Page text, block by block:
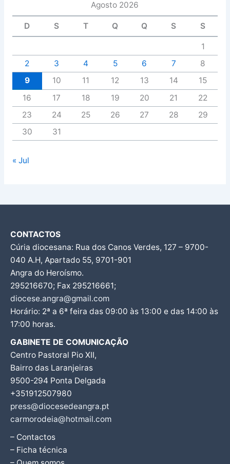
Agosto 2026
D S T Q Q S S
1
2
3 4 5 6 7
8
9
10 11 12 13 14
15
16
17 18 19 20 21
22
23
24 25 26 27 28
29
30
31
« Jul
CONTACTOS
Cúria diocesana: Rua dos Canos Verdes, 127 – 9700-
040 A.H, Apartado 55, 9701-901
Angra do Heroísmo.
295216670; Fax 295216661;
diocese.angra@gmail.com
Horário: 2ª a 6ª feira das 09:00 às 13:00 e das 14:00 às
17:00 horas.
GABINETE DE COMUNICAÇÃO
Centro Pastoral Pio XII,
Bairro das Laranjeiras
9500-294 Ponta Delgada
+351912507980
press@diocesedeangra.pt
carmorodeia@hotmail.com
– Contactos
– Ficha técnica